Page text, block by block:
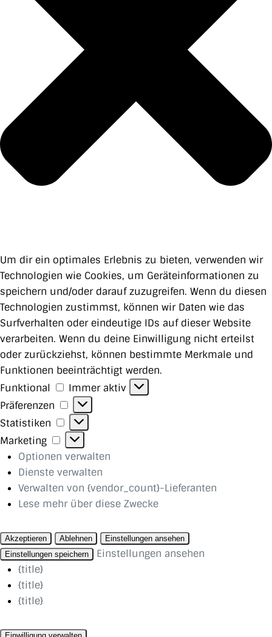
Um dir ein optimales Erlebnis zu bieten, verwenden wir
Technologien wie Cookies, um Geräteinformationen zu
speichern und/oder darauf zuzugreifen. Wenn du diesen
Technologien zustimmst, können wir Daten wie das
Surfverhalten oder eindeutige IDs auf dieser Website
verarbeiten. Wenn du deine Einwilligung nicht erteilst
oder zurückziehst, können bestimmte Merkmale und
Funktionen beeinträchtigt werden.
Funktional
Funktional
Immer aktiv
Präferenzen
Präferenzen
Statistiken
Statistiken
Marketing
Marketing
Optionen verwalten
Dienste verwalten
Verwalten von {vendor_count}-Lieferanten
Lese mehr über diese Zwecke
Akzeptieren Ablehnen
Einstellungen ansehen
Einstellungen speichern
Einstellungen ansehen
{title}
{title}
{title}